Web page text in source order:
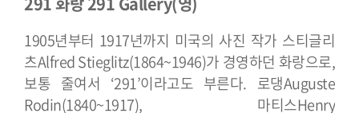
1905년부터 1917년까지 미국의 사진 작가 스티글리
츠Alfred Stieglitz(1864~1946)가 경영하던 화랑으로,
보통 줄여서 ‘291’이라고도 부른다. 로댕Auguste
Rodin(1840~1917), 마티스Henry